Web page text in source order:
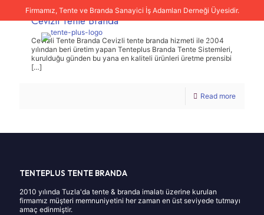
Firmamız, Tente ve Branda Sanayici İş Adamları Derneği Üyesidir.
Cevizli Tente Branda
Cevizli Tente Branda Cevizli tente branda hizmeti ile 2004
yılından beri üretim yapan Tenteplus Branda Tente Sistemleri,
kurulduğu günden bu yana en kaliteli ürünleri üretme prensibi
[…]
Read more
TENTEPLUS TENTE BRANDA
2010 yılında Tuzla'da tente & branda imalatı üzerine kurulan
firmamız müşteri memnuniyetini her zaman en üst seviyede tutmayı
amaç edinmiştir.